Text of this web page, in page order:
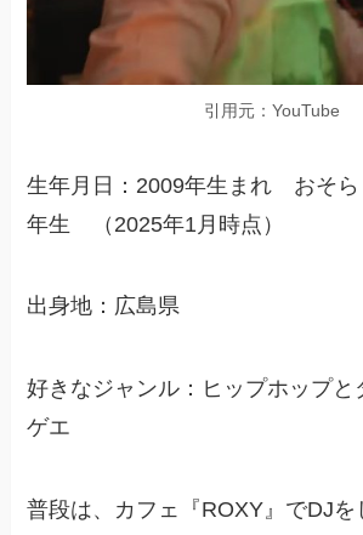
引用元：YouTube
生年月日：2009年生まれ おそら
年生 （2025年1月時点）
出身地：広島県
好きなジャンル：ヒップホップと
ゲエ
普段は、カフェ『ROXY』でDJを